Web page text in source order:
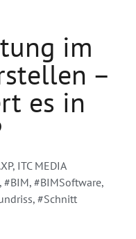
im
–
es in
, ITC MEDIA
, #BIM, #BIMSoftware,
, #Schnitt